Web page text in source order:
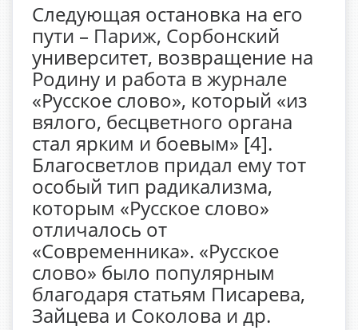
Следующая остановка на его
пути – Париж, Сорбонский
университет, возвращение на
Родину и работа в журнале
«Русское слово», который «из
вялого, бесцветного органа
стал ярким и боевым» [4].
Благосветлов придал ему тот
особый тип радикализма,
которым «Русское слово»
отличалось от
«Современника». «Русское
слово» было популярным
благодаря статьям Писарева,
Зайцева и Соколова и др.